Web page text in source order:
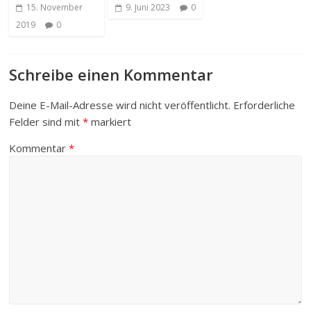
15. November
2019
0
9. Juni 2023 0
Schreibe einen Kommentar
Deine E-Mail-Adresse wird nicht veröffentlicht. Erforderliche
Felder sind mit* markiert
Kommentar*